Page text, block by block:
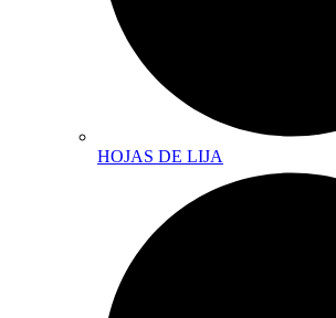
HOJAS DE LIJA